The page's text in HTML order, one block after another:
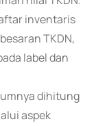
inventaris
TKDN,
label dan
dihitung
aspek